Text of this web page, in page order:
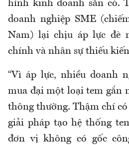
hình kinh doanh sẵn có.
doanh nghiệp SME
Nam) lại chịu áp lực đè
chính và nhân sự thiếu
“Vì áp lực, nhiều doanh
mua đại một loại tem gắn
thông thường. Thậm chí
giải pháp tạo hệ thống
đơn vị không có gốc